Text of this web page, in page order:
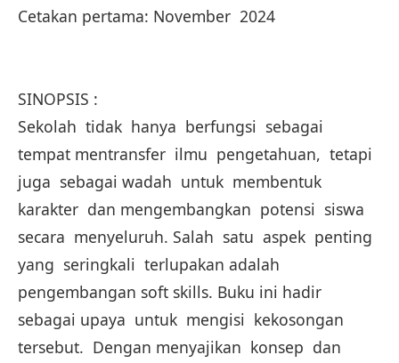
Cetakan pertama: November 2024
SINOPSIS :
Sekolah tidak hanya berfungsi sebagai
tempat mentransfer ilmu pengetahuan, tetapi
juga sebagai wadah untuk membentuk
karakter dan mengembangkan potensi siswa
secara menyeluruh. Salah satu aspek penting
yang seringkali terlupakan adalah
pengembangan soft skills. Buku ini hadir
sebagai upaya untuk mengisi kekosongan
tersebut. Dengan menyajikan konsep dan